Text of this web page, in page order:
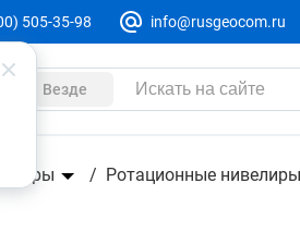
505-35-98 info@rusgeocom.ru
Везде
Ротационные нивелиры
HILTI PR 40-22